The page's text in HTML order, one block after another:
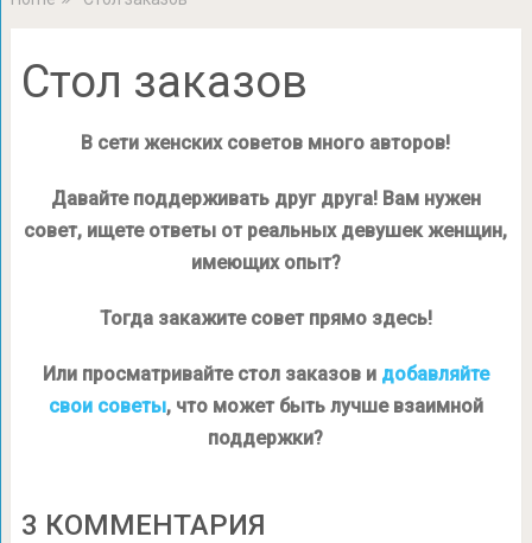
Стол заказов
В сети женских советов много авторов!
Давайте поддерживать друг друга! Вам нужен
совет, ищете ответы от реальных девушек женщин,
имеющих опыт?
Тогда закажите совет прямо здесь!
Или просматривайте стол заказов и добавляйте
свои советы, что может быть лучше взаимной
поддержки?
3 КОММЕНТАРИЯ